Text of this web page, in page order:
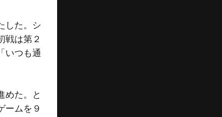
した。シ
戦は第２
いつも通
めた。と
ームを９